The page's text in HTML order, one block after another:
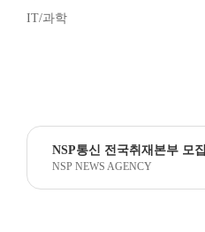
IT/과학
NSP통신 전국취재본부 모집
NSP NEWS AGENCY